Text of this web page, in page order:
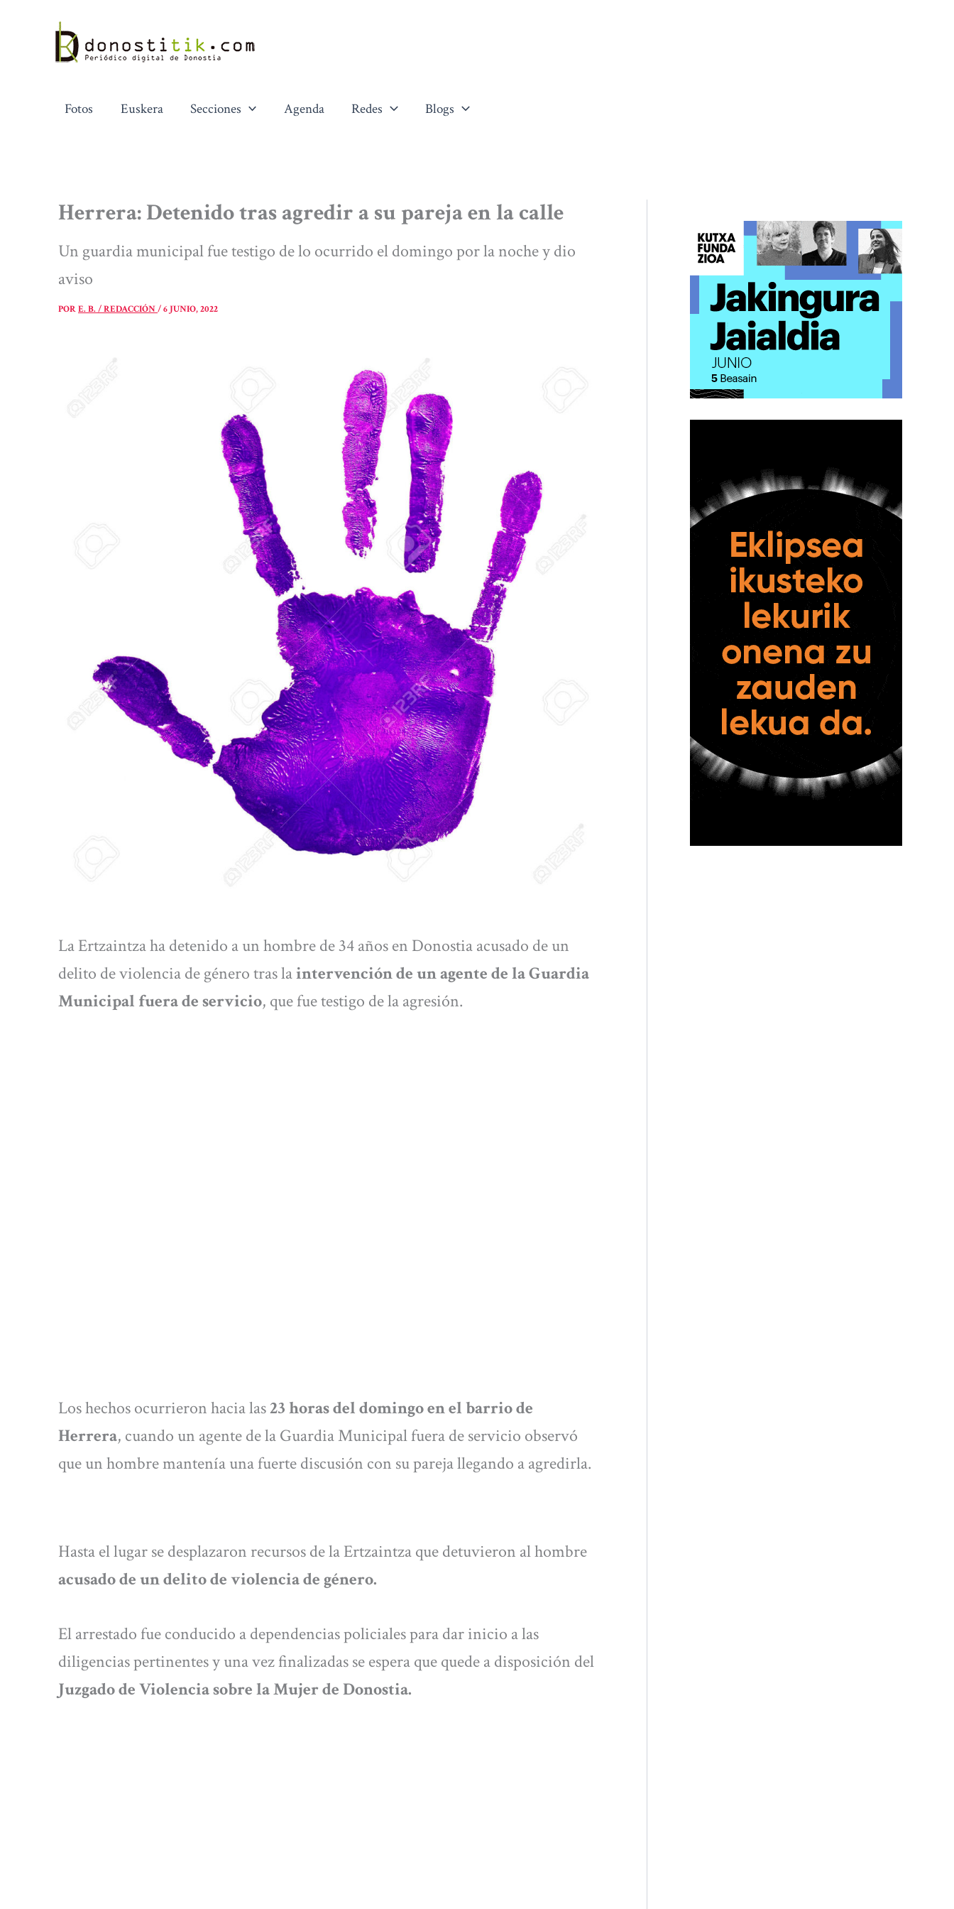
contenido
Fotos Euskera Secciones Agenda Redes Blogs
Herrera: Detenido tras agredir a su pareja en la calle
Un guardia municipal fue testigo de lo ocurrido el domingo por la noche y dio
aviso
PORE. B. / REDACCIÓN/6 JUNIO, 2022
La Ertzaintza ha detenido a un hombre de 34 años en Donostia acusado de un
delito de violencia de género tras laintervención de un agente de la Guardia
Municipal fuera de servicio, que fue testigo de la agresión.
Los hechos ocurrieron hacia las23 horas del domingo en el barrio de
Herrera, cuando un agente de la Guardia Municipal fuera de servicio observó
que un hombre mantenía una fuerte discusión con su pareja llegando a agredirla.
Hasta el lugar se desplazaron recursos de la Ertzaintza que detuvieron al hombre
acusado de un delito de violencia de género.
El arrestado fue conducido a dependencias policiales para dar inicio a las
diligencias pertinentes y una vez finalizadas se espera que quede a disposición del
Juzgado de Violencia sobre la Mujer de Donostia.